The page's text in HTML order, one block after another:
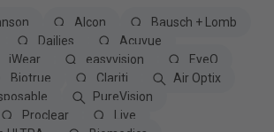
Alcon
Bausch + Lomb
Dailies
Acuvue
iWear easyvision
EyeQ
Biotrue Clariti
Air Optix
PureVision
Proclear
Live